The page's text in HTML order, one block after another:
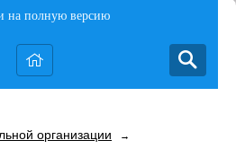
на полную версию
организации →